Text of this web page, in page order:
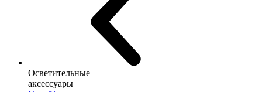
Осветительные
аксессуары